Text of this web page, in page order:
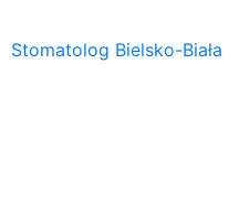
Stomatolog Bielsko-Biała